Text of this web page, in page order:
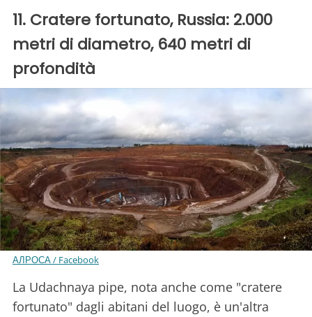
11. Cratere fortunato, Russia: 2.000
metri di diametro, 640 metri di
profondità
АЛРОСА / Facebook
La Udachnaya pipe, nota anche come "cratere
fortunato" dagli abitani del luogo, è un'altra